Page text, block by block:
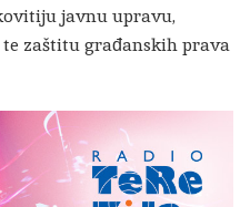
javnu upravu,
zaštitu građanskih prava